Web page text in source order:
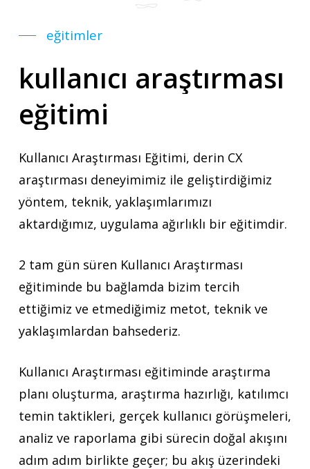
eğitimler
kullanıcı araştırması
eğitimi
Kullanıcı Araştırması Eğitimi, derin CX
araştırması deneyimimiz ile geliştirdiğimiz
yöntem, teknik, yaklaşımlarımızı
aktardığımız, uygulama ağırlıklı bir eğitimdir.
2 tam gün süren Kullanıcı Araştırması
eğitiminde bu bağlamda bizim tercih
ettiğimiz ve etmediğimiz metot, teknik ve
yaklaşımlardan bahsederiz.
Kullanıcı Araştırması eğitiminde araştırma
planı oluşturma, araştırma hazırlığı, katılımcı
temin taktikleri, gerçek kullanıcı görüşmeleri,
analiz ve raporlama gibi sürecin doğal akışını
adım adım birlikte geçer; bu akış üzerindeki